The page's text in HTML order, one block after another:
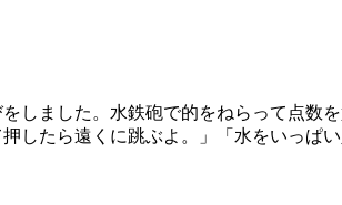
しました。水鉄砲で的をねらって点数
したら遠くに跳ぶよ。」「水をいっぱ